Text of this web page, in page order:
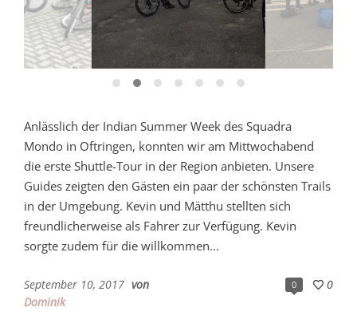
Anlässlich der Indian Summer Week des Squadra
Mondo in Oftringen, konnten wir am Mittwochabend
die erste Shuttle-Tour in der Region anbieten. Unsere
Guides zeigten den Gästen ein paar der schönsten Trails
in der Umgebung. Kevin und Mätthu stellten sich
freundlicherweise als Fahrer zur Verfügung. Kevin
sorgte zudem für die willkommen...
0 0
September 10, 2017 von
Dominik